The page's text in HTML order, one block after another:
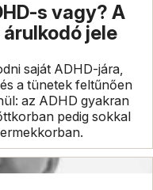
s vagy? A
jele
saját ADHD-jára,
a tünetek feltűnően
az ADHD gyakran
pedig sokkal